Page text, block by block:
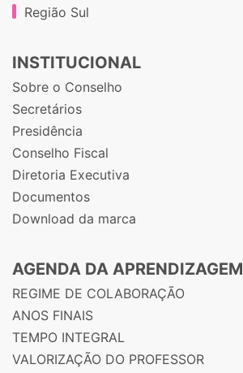
Região Sul
INSTITUCIONAL
Sobre o Conselho
Secretários
Presidência
Conselho Fiscal
Diretoria Executiva
Documentos
Download da marca
AGENDA DA APRENDIZAGEM
REGIME DE COLABORAÇÃO
ANOS FINAIS
TEMPO INTEGRAL
VALORIZAÇÃO DO PROFESSOR